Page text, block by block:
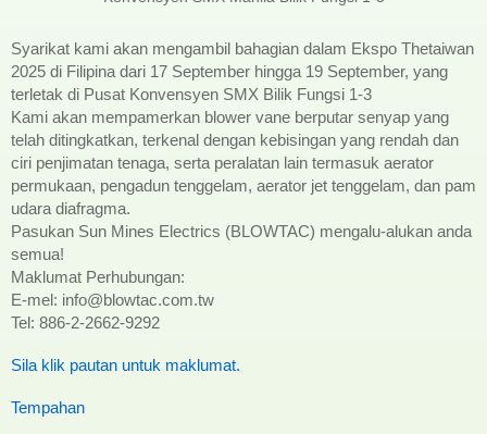
Syarikat kami akan mengambil bahagian dalam Ekspo Thetaiwan
2025 di Filipina dari 17 September hingga 19 September, yang
terletak di Pusat Konvensyen SMX Bilik Fungsi 1-3
Kami akan mempamerkan blower vane berputar senyap yang
telah ditingkatkan, terkenal dengan kebisingan yang rendah dan
ciri penjimatan tenaga, serta peralatan lain termasuk aerator
permukaan, pengadun tenggelam, aerator jet tenggelam, dan pam
udara diafragma.
Pasukan Sun Mines Electrics (BLOWTAC) mengalu-alukan anda
semua!
Maklumat Perhubungan:
E-mel: info@blowtac.com.tw
Tel: 886-2-2662-9292
Sila klik pautan untuk maklumat.
Tempahan